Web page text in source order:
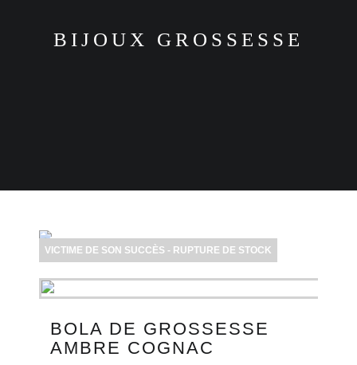
BIJOUX GROSSESSE
VICTIME DE SON SUCCÈS - RUPTURE DE STOCK
BOLA DE GROSSESSE
AMBRE COGNAC